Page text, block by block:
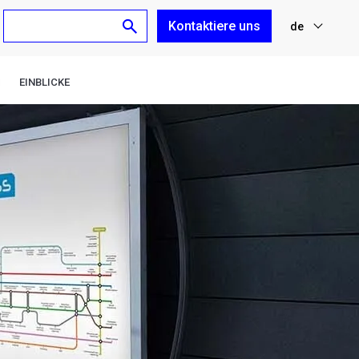
Kontaktiere uns de
EINBLICKE